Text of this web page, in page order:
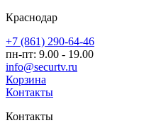
Краснодар
+7 (861) 290-64-46
пн-пт: 9.00 - 19.00
info@securtv.ru
Корзина
Контакты
Контакты